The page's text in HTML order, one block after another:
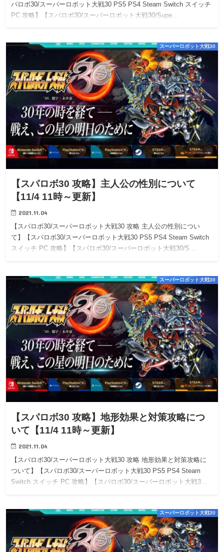
パロボ30/スーパーロボット大戦30 PS5 PS4 Steam Switch スイッチ
PC 攻略】【スパロボ30/スーパーロボット大戦30/Supe…
スーパーロボット大戦30
【スパロボ30 攻略】主人公の性別について
【11/4 11時～更新】
2021.11.04
【スパロボ30/スーパーロボット大戦30 攻略 主人公の性別につい
て】【スパロボ30/スーパーロボット大戦30 PS5 PS4 Steam Switch
スイッチ PC 攻略】【スパロボ30/スーパーロボット大戦30/S…
スーパーロボット大戦30
【スパロボ30 攻略】地形効果と対策攻略につ
いて【11/4 11時～更新】
2021.11.04
【スパロボ30/スーパーロボット大戦30 攻略 地形効果と対策攻略に
ついて】【スパロボ30/スーパーロボット大戦30 PS5 PS4 Steam
Switch スイッチ PC 攻略】【スパロボ30/スーパーロボット大戦3…
スーパーロボット大戦30